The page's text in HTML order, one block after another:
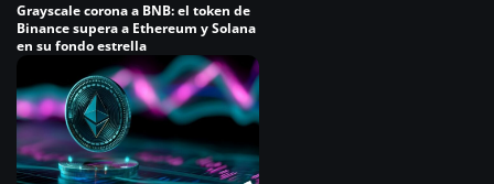
Grayscale corona a BNB: el token de
Binance supera a Ethereum y Solana
en su fondo estrella